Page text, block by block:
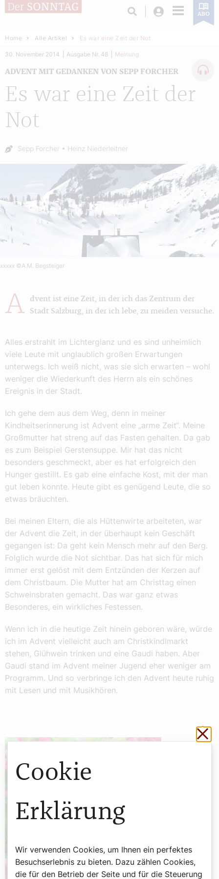
Login ABO
Home Alle Artikel Es war eine Zeit der Not
Es war eine Zeit der
Not
ADVENT MIT GEDANKEN VON SEPP FORCHER
30. November 2014 Ausgabe Nr. 48 Meinung
Autor:
Sepp Forcher Heinz Niederleitner
xxxxx ©A.M. Begsteiger
A
dvent ist eine Zeit, in der ich das Zentrum der
Stadt Salzburg, in der ich lebe, zu meiden versuche.
Alles erstrahlt im Lichterglanz und es sind unheimlich
viele Leute mit unglaublich großen Erwartungen
unterwegs. Ich weiß nicht, was sie sich erwarten – wohl
weniger die Wiederkunft des Herrn als ein schönes
Ereignis in der Stadt.
Ich gehe dem aus dem Weg, denn in meiner
Kindheitserinnerung ist Advent eine „arme Zeit“. Meine
Großmutter hat streng auf das Fasten gehalten. Da gab
es zum Beispiel Gerstensuppe. Mir hat das nicht
besonders geschmeckt, aber es hat erfolgreich den
Hunger gestillt. Es gab eine einfache Kost, mit der man
gut leben konnte. Heute gibt es genügend Leute, die so
etwas bräuchten.
Bei meinen Eltern, die als Hüttenwirte arbeiteten, war
der Advent die Zeit, in der überhaupt kein Geschäft
gegangen ist: Da geht kein Mensch mehr auf den Berg.
Folglich wurde die Not sichtbar. Das hat sich für mich
immer erst gelöst mit dem Entzünden der Kerzen auf
dem Christbaum. Die Mutter hat am Christtag einen
Schweinsbraten gemacht. Das war ganz etwas
Besonderes, ein wirkliches Festessen.
Wenn ich in die heutige Zeit hinein geboren wäre, würde
ich im Advent vielleicht auch am Christkindlmarkt
stehen, Glühwein trinken und eine Gaudi haben. Aber
Gaudi stand im Advent meiner Jugend eher weniger am
Programm. Und so verbringe ich den Advent heute ruhig
mit Lesen und mit Musikhören.
Cookie
Erklärung
Wir verwenden Cookies, um Ihnen ein perfektes
Besuchserlebnis zu bieten. Dazu zählen Cookies,
die für den Betrieb der Seite und für die Steuerung